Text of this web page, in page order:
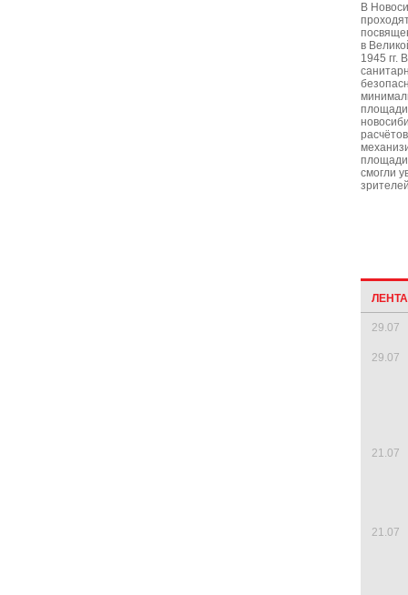
В
в
1945 гг.
смогли
29.07
29.07
21.07
21.07